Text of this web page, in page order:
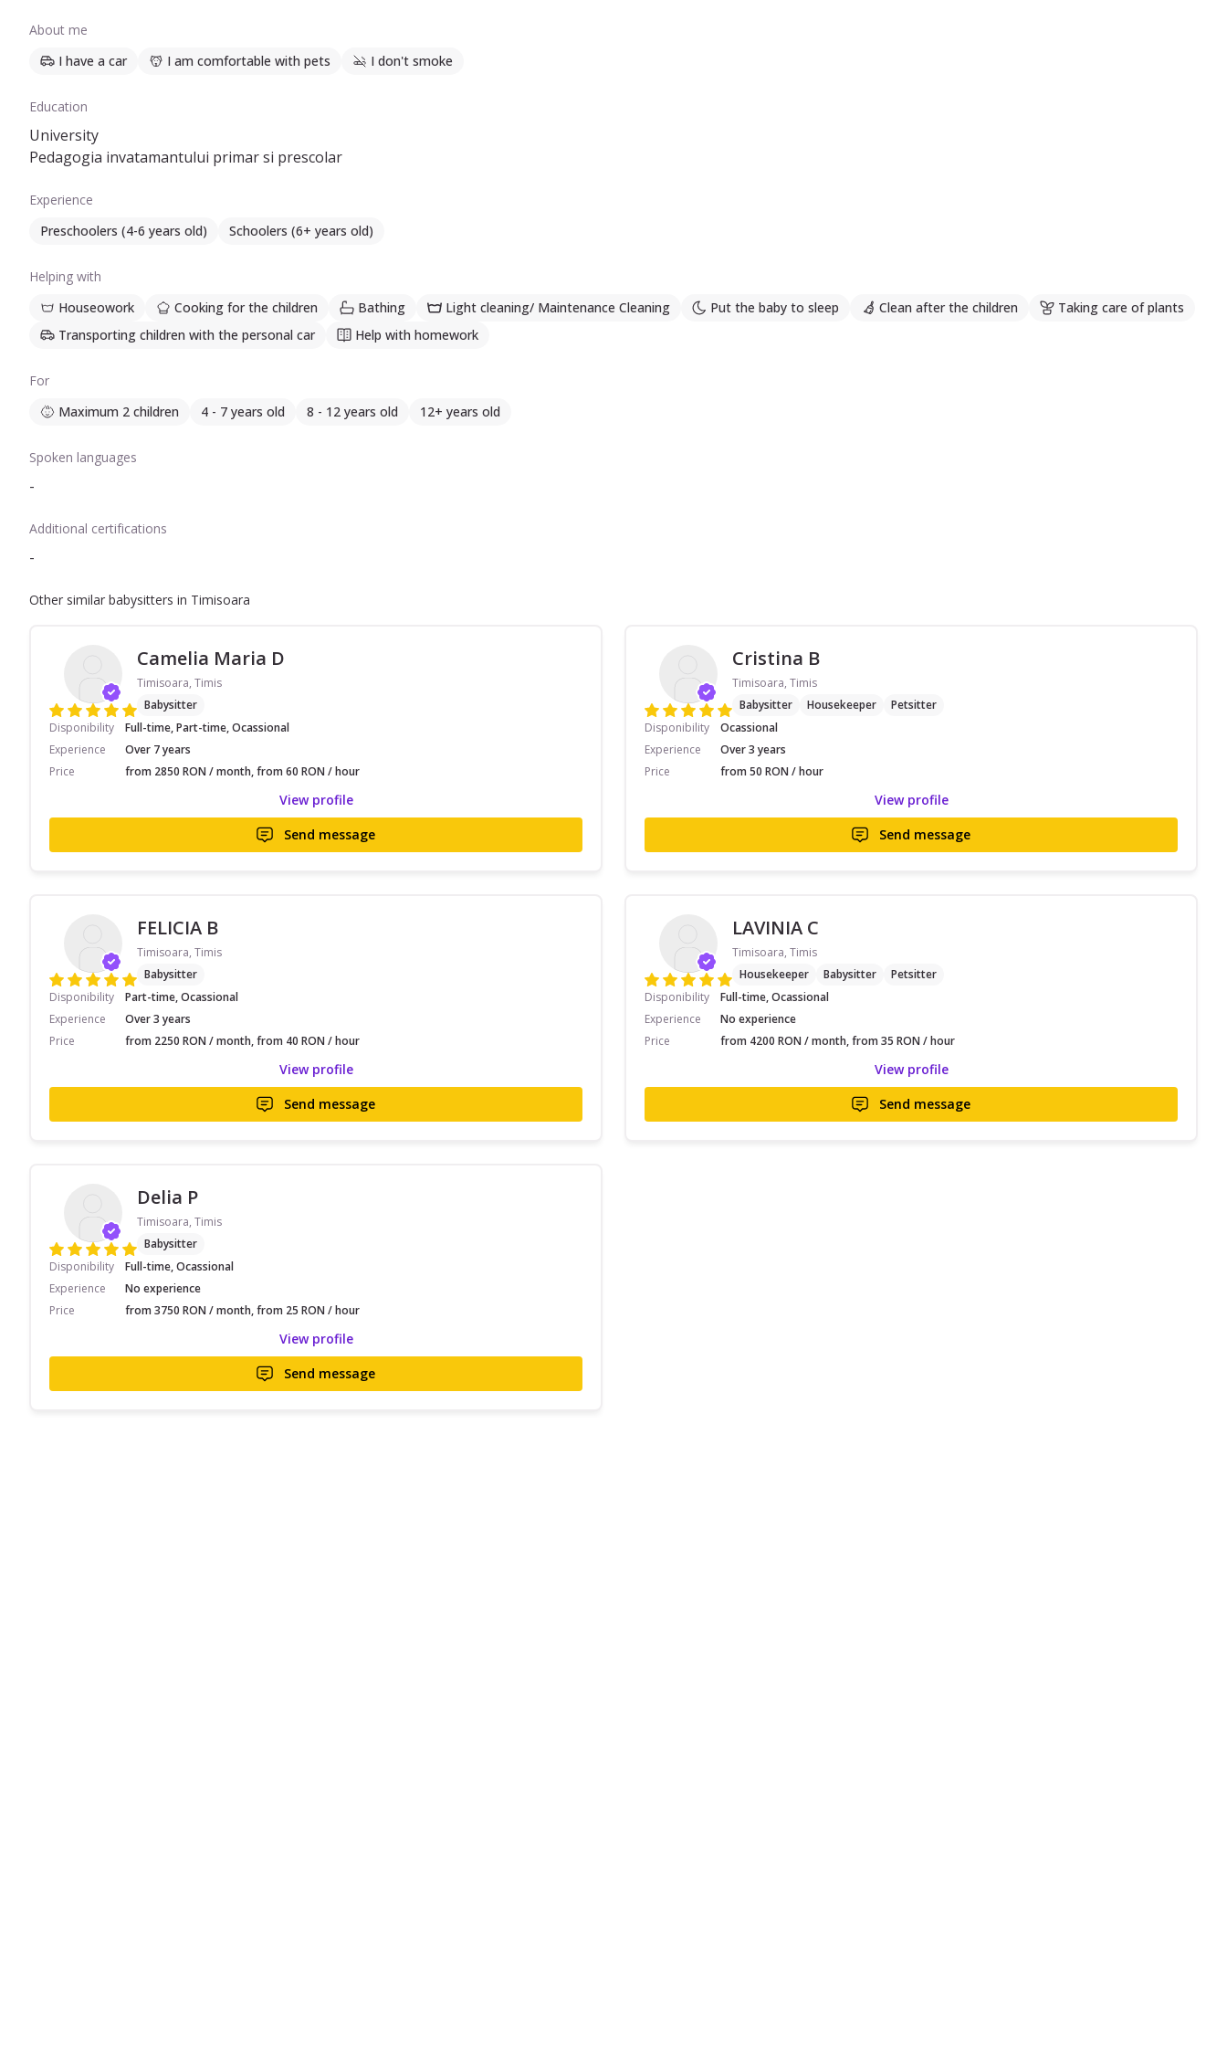
About me
I have a car
I am comfortable with pets I don't smoke
Education
University
Pedagogia invatamantului primar si prescolar
Experience
Preschoolers (4-6 years old)
Schoolers (6+ years old)
Helping with
Houseowork
Cooking for the children Bathing Light cleaning/ Maintenance Cleaning Put the baby to sleep Clean after the children
Taking care of plants
Transporting children with the personal car
Help with homework
For
Maximum 2 children
4 - 7 years old 8 - 12 years old 12+ years old
Spoken languages
-
Additional certifications
-
Other similar babysitters in Timisoara
Camelia Maria D
Timisoara, Timis
Babysitter
Disponibility
Full-time, Part-time, Ocassional
Experience
Over 7 years
Price
from 2850 RON / month, from 60 RON / hour
View profile
Send message
Cristina B
Timisoara, Timis
Babysitter
Housekeeper
Petsitter
Disponibility
Ocassional
Experience
Over 3 years
Price
from 50 RON / hour
View profile
Send message
FELICIA B
Timisoara, Timis
Babysitter
Disponibility
Part-time, Ocassional
Experience
Over 3 years
Price
from 2250 RON / month, from 40 RON / hour
View profile
Send message
LAVINIA C
Timisoara, Timis
Housekeeper
Babysitter
Petsitter
Disponibility
Full-time, Ocassional
Experience
No experience
Price
from 4200 RON / month, from 35 RON / hour
View profile
Send message
Delia P
Timisoara, Timis
Babysitter
Disponibility
Full-time, Ocassional
Experience
No experience
Price
from 3750 RON / month, from 25 RON / hour
View profile
Send message